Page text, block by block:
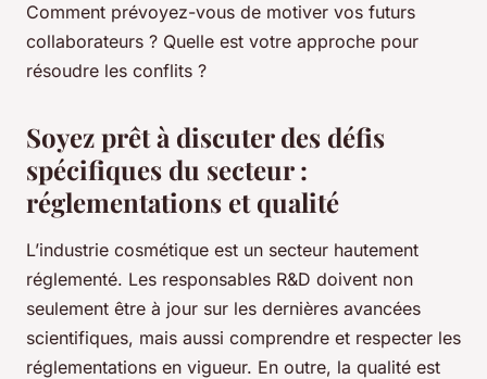
Comment prévoyez-vous de motiver vos futurs
collaborateurs ? Quelle est votre approche pour
résoudre les conflits ?
Soyez prêt à discuter des défis
spécifiques du secteur :
réglementations et qualité
L’industrie cosmétique est un secteur hautement
réglementé. Les responsables R&D doivent non
seulement être à jour sur les dernières avancées
scientifiques, mais aussi comprendre et respecter les
réglementations en vigueur. En outre, la qualité est